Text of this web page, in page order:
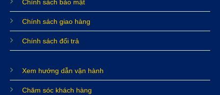
Chính sách bảo mật
Chính sách giao hàng
Chính sách đổi trả
Xem hướng dẫn vận hành
Chăm sóc khách hàng